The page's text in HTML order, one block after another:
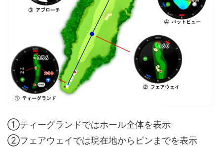
①ティーグランドではホール全体を表示
②フェアウェイでは現在地からピンまでを表示